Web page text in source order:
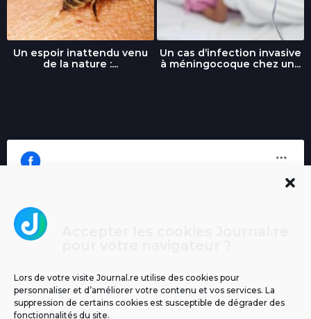
Lors de votre visite Journal.re utilise des cookies pour
personnaliser et d’améliorer votre contenu et vos services. La
suppression de certains cookies est susceptible de dégrader des
fonctionnalités du site.
Un espoir inattendu venu
de la nature :...
Un cas d’infection invasive
à méningocoque chez un...